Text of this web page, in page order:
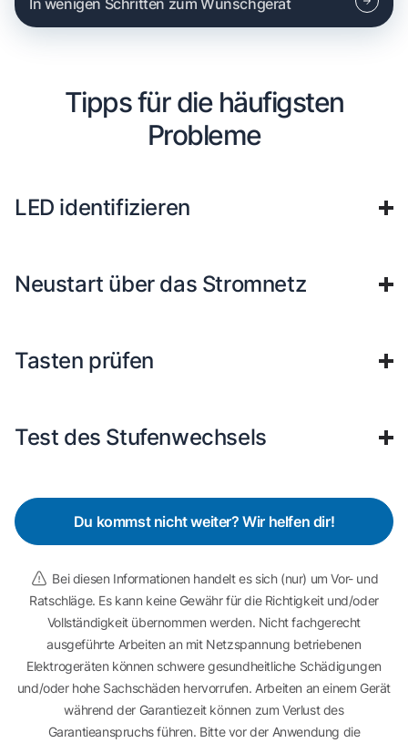
In wenigen Schritten zum Wunschgerät
Tipps für die häufigsten
Probleme
LED identifizieren
Neustart über das Stromnetz
Tasten prüfen
Test des Stufenwechsels
Du kommst nicht weiter? Wir helfen dir!
Bei diesen Informationen handelt es sich (nur) um Vor- und
Ratschläge. Es kann keine Gewähr für die Richtigkeit und/oder
Vollständigkeit übernommen werden. Nicht fachgerecht
ausgeführte Arbeiten an mit Netzspannung betriebenen
Elektrogeräten können schwere gesundheitliche Schädigungen
und/oder hohe Sachschäden hervorrufen. Arbeiten an einem Gerät
während der Garantiezeit können zum Verlust des
Garantieanspruchs führen. Bitte vor der Anwendung die